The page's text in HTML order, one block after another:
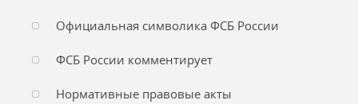
Официальная символика ФСБ России
ФСБ России комментирует
Нормативные правовые акты